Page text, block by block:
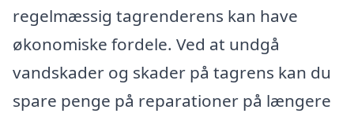
regelmæssig tagrenderens kan have
økonomiske fordele. Ved at undgå
vandskader og skader på tagrens kan du
spare penge på reparationer på længere